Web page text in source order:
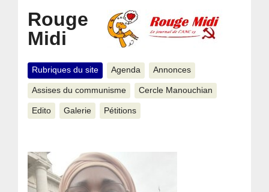
Rouge
Midi
Rubriques du site Agenda Annonces
Assises du communisme Cercle Manouchian
Edito Galerie Pétitions